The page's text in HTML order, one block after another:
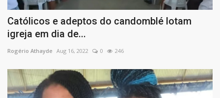
Católicos e adeptos do candomblé lotam
igreja em dia de...
Rogério Athayde Aug 16, 2022 0 246